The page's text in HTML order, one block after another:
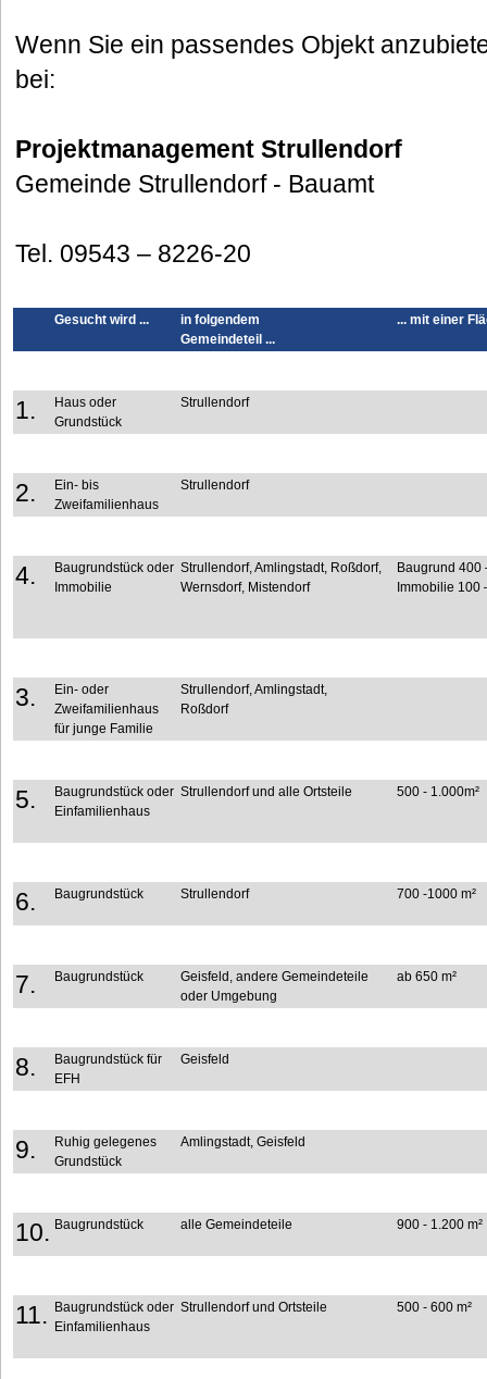
Wenn Sie ein passendes Objekt
bei:
Projektmanagement Strullendorf
Gemeinde Strullendorf - Bauamt
Tel. 09543 – 8226-20
Gesucht wird ...
in folgendem
Gemeindeteil ...
... mit einer
1.
Haus oder
Grundstück
Strullendorf
2.
Ein- bis
Zweifamilienhaus
Strullendorf
4.
Baugrundstück oder
Immobilie
Strullendorf, Amlingstadt, Roßdorf,
Wernsdorf, Mistendorf
Baugrund 400
Immobilie 100
3.
Ein- oder
Zweifamilienhaus
für junge Familie
Strullendorf, Amlingstadt,
Roßdorf
5.
Baugrundstück oder
Einfamilienhaus
Strullendorf und alle Ortsteile 500 - 1.000m²
6. Baugrundstück Strullendorf 700 -1000 m²
7. Baugrundstück
Geisfeld, andere Gemeindeteile
oder Umgebung
ab 650 m²
8.
Baugrundstück für
EFH
Geisfeld
9.
Ruhig gelegenes
Grundstück
Amlingstadt, Geisfeld
10. Baugrundstück alle Gemeindeteile 900 - 1.200 m²
11.
Baugrundstück oder
Einfamilienhaus
Strullendorf und Ortsteile 500 - 600 m²